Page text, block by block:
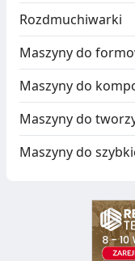
Rozdmuchiwarki
Maszyny do
Maszyny do
Maszyny do
Maszyny do